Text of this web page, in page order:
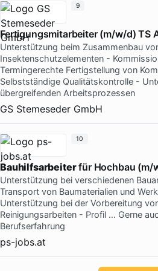
Fertigungsmitarbeiter (m/w/d) TS
Unterstützung beim Zusammenbau
Insektenschutzelementen -
Termingerechte Fertigstellung von
Selbstständige Qualitätskontrolle -
übergreifenden Arbeitsprozessen
GS Stemeseder GmbH
9
Bauhilfsarbeiterfür Hochbau (m/
Unterstützung bei verschiedenen
Transport von Baumaterialien und
Unterstützung bei der Vorbereitung
Reinigungsarbeiten - Profil … Gerne
Berufserfahrung
ps-jobs.at
10